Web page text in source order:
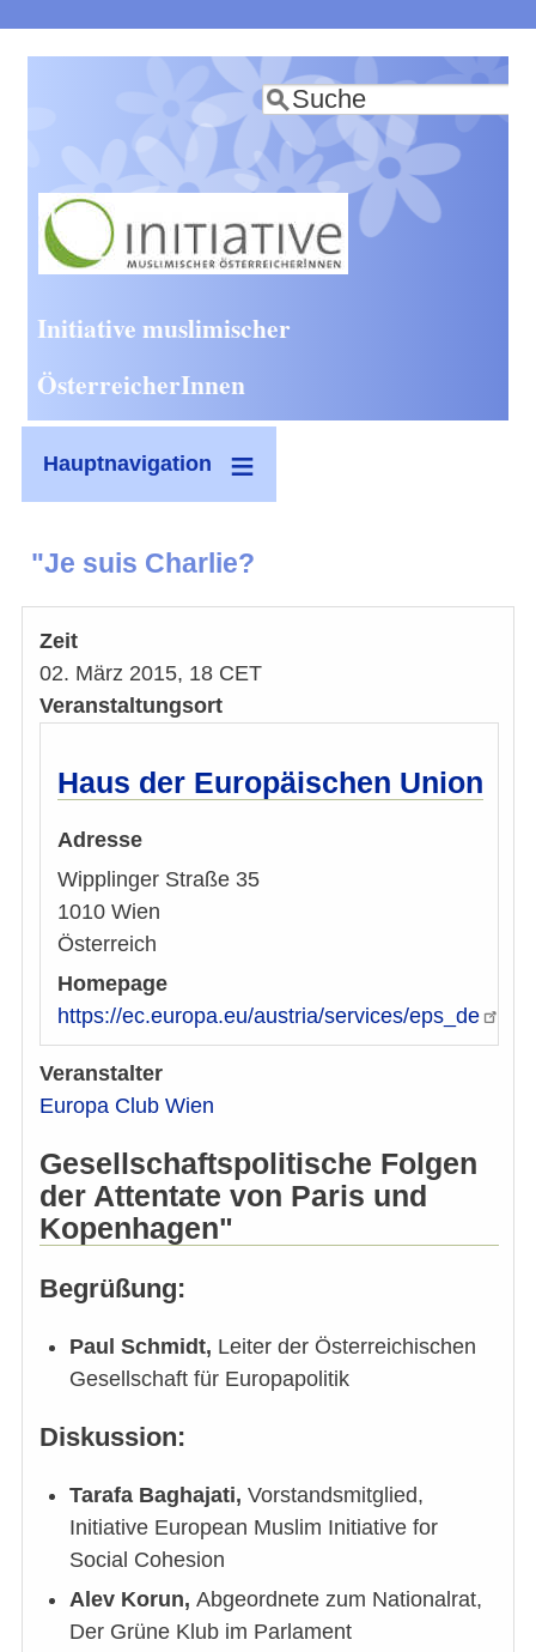
zum
Inhalt
Suche
Initiative muslimischer
ÖsterreicherInnen
Hauptnavigation
"Je suis Charlie?
Zeit
02. März 2015, 18 CET
Veranstaltungsort
Haus der Europäischen Union
Adresse
Wipplinger Straße 35
1010 Wien
Österreich
Homepage
https://ec.europa.eu/austria/services/eps_de
Veranstalter
Europa Club Wien
Gesellschaftspolitische Folgen
der Attentate von Paris und
Kopenhagen"
Begrüßung:
Paul Schmidt, Leiter der Österreichischen
Gesellschaft für Europapolitik
Diskussion:
Tarafa Baghajati, Vorstandsmitglied,
Initiative European Muslim Initiative for
Social Cohesion
Alev Korun, Abgeordnete zum Nationalrat,
Der Grüne Klub im Parlament